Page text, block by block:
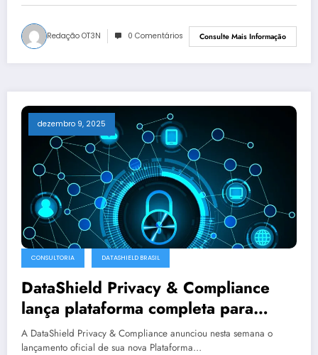
Redação OT3N 0 Comentários Consulte Mais Informação
dezembro 9, 2025
CONSULTORIA DATASHIELD BRASIL
DataShield Privacy & Compliance
lança plataforma completa para
gestão da LGPD
A DataShield Privacy & Compliance anunciou nesta semana o
lançamento oficial de sua nova Plataforma…